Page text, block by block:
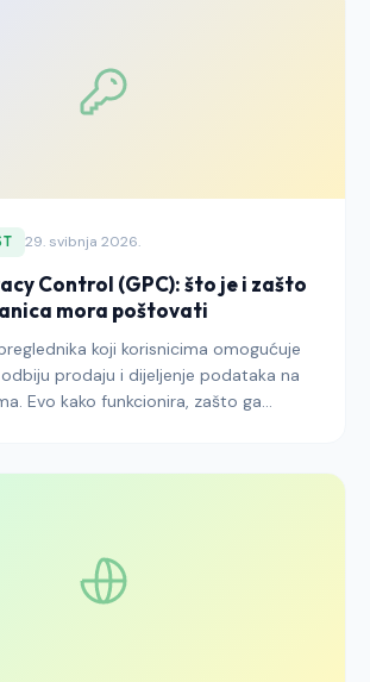
29. svibnja 2026.
Control (GPC): što je i zašto
mora poštovati
koji korisnicima omogućuje
prodaju i dijeljenje podataka na
Evo kako funkcionira, zašto ga